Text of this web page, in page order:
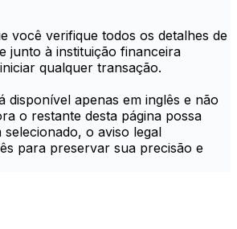
você verifique todos os detalhes de
junto à instituição financeira
qualquer transação.
disponível apenas em inglês e não
o restante desta página possa
o aviso legal
para preservar sua precisão e